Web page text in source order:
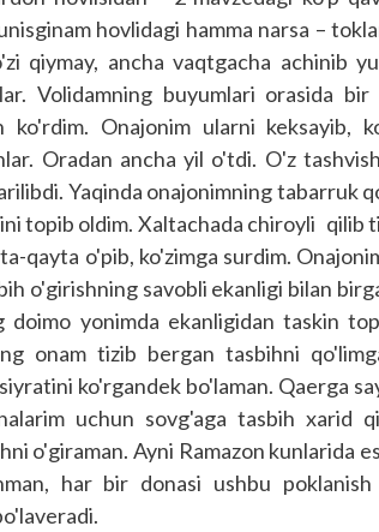
hovlidagi hamma narsa –
qiymay, ancha vaqtgacha achinib
Volidamning buyumlari orasida
ko'rdim. Onajonim ularni keksayib,
Oradan ancha yil o'tdi. O'z
Yaqinda onajonimning tabarruk
topib oldim. Xaltachada chiroyli qilib
qayta o'pib, ko'zimga surdim.
o'girishning savobli ekanligi bilan
doimo yonimda ekanligidan taskin
onam tizib bergan tasbihni
ko'rgandek bo'laman. Qaerga
uchun sovg'aga tasbih xarid
o'giraman. Ayni Ramazon kunlarida
har bir donasi ushbu